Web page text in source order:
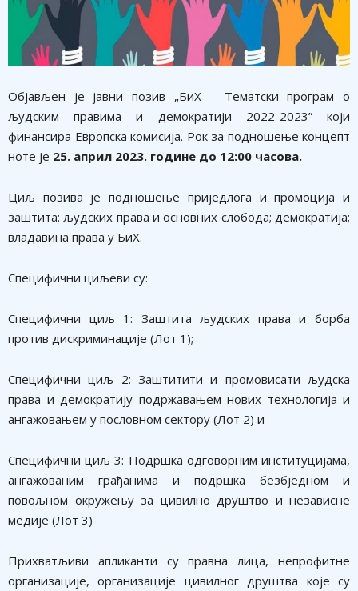
Објављен је јавни позив „БиХ – Тематски програм о
људским правима и демократији 2022-2023” који
финансира Европска комисија. Рок за подношење концепт
ноте је 25. април 2023. године до 12:00 часова.
Циљ позива је подношење приједлога и промоција и
заштита: људских права и основних слобода; демократија;
владавина права у БиХ.
Специфични циљеви су:
Специфични циљ 1: Заштита људских права и борба
против дискриминације (Лот 1);
Специфични циљ 2: Заштитити и промовисати људска
права и демократију подржавањем нових технологија и
ангажовањем у пословном сектору (Лот 2) и
Специфични циљ 3: Подршка одговорним институцијама,
ангажованим грађанима и подршка безбједном и
повољном окружењу за цивилно друштво и независне
медије (Лот 3)
Прихватљиви апликанти су правна лица, непрофитне
организације, организације цивилног друштва које су